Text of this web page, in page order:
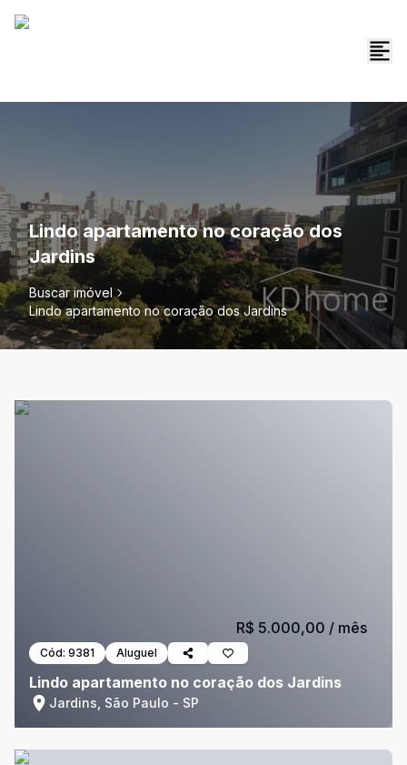
Lindo apartamento no coração dos
Jardins
Buscar imóvel
Lindo apartamento no coração dos Jardins
Cód: 9381 Aluguel
Lindo apartamento no coração dos Jardins
Jardins, São Paulo - SP
R$ 5.000,00 / mês